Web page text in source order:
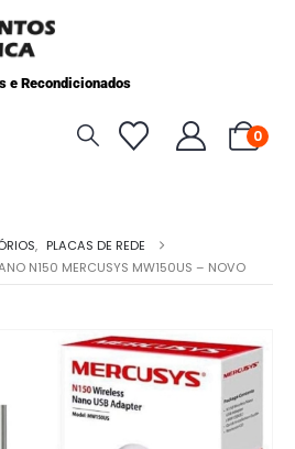
e Recondicionados
0
, PLACAS DE REDE
N150 MERCUSYS MW150US – NOVO